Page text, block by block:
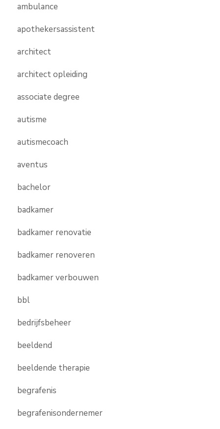
ambulance
apothekersassistent
architect
architect opleiding
associate degree
autisme
autismecoach
aventus
bachelor
badkamer
badkamer renovatie
badkamer renoveren
badkamer verbouwen
bbl
bedrijfsbeheer
beeldend
beeldende therapie
begrafenis
begrafenisondernemer